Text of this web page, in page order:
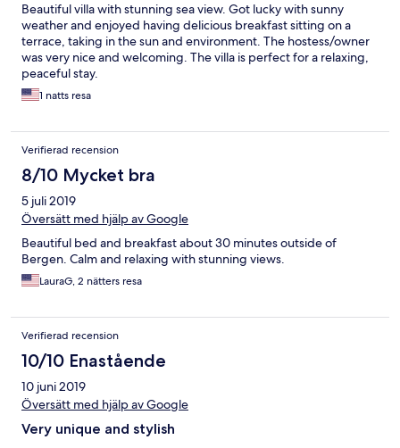
Beautiful villa with stunning sea view. Got lucky with sunny
weather and enjoyed having delicious breakfast sitting on a
terrace, taking in the sun and environment. The hostess/owner
was very nice and welcoming. The villa is perfect for a relaxing,
peaceful stay.
1 natts resa
Verifierad recension
8/10 Mycket bra
5 juli 2019
Översätt med hjälp av Google
Beautiful bed and breakfast about 30 minutes outside of
Bergen. Calm and relaxing with stunning views.
LauraG, 2 nätters resa
Verifierad recension
10/10 Enastående
10 juni 2019
Översätt med hjälp av Google
Very unique and stylish